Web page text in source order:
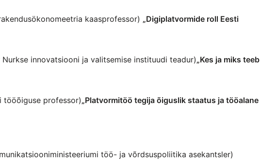
kaasprofessor) „Digiplatvormide roll Eesti
Nurkse innovatsiooni ja valitsemise instituudi teadur)„Kes ja miks teeb
tööõiguse professor)„Platvormitöö tegija õiguslik staatus ja tööalane
töö- ja võrdsuspoliitika asekantsler)